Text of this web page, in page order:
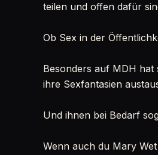
teilen und offen dafür
Ob Sex in der
Besonders auf MDH hat
ihre Sexfantasien
Und ihnen bei Bedarf
Wenn auch du Mary